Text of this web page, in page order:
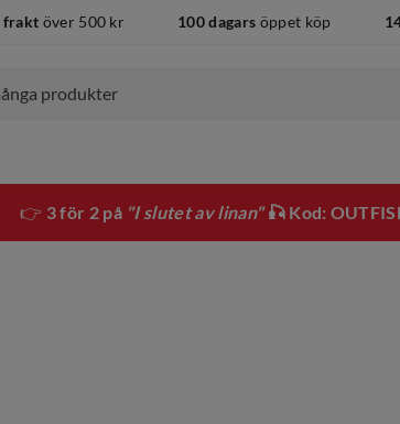
frakt över 500 kr 100 dagars öppet köp
👉 3 för 2 på "I slutet av linan"🎣 Kod: